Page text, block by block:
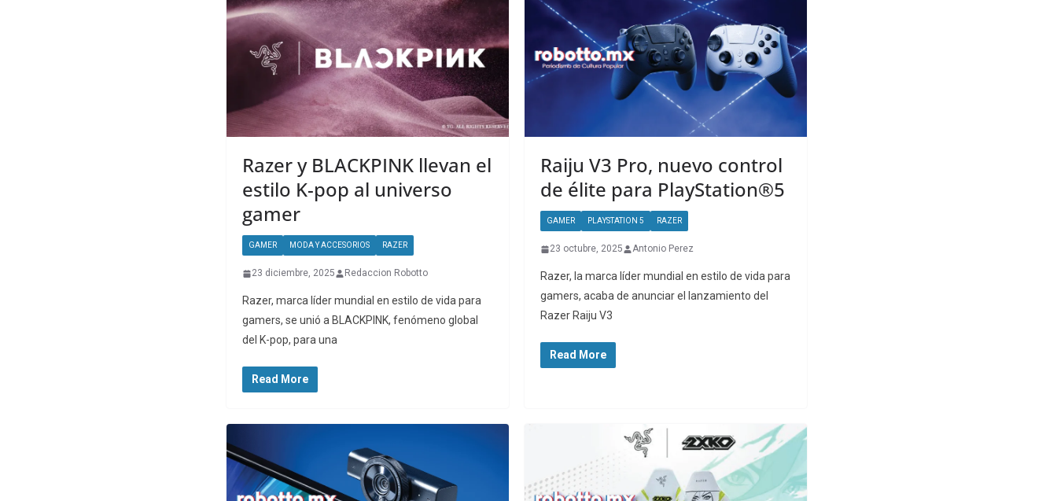
Razer y BLACKPINK llevan el
estilo K-pop al universo
gamer
GAMER MODA Y ACCESORIOS RAZER
23 diciembre, 2025 Redaccion Robotto
Razer, marca líder mundial en estilo de vida para
gamers, se unió a BLACKPINK, fenómeno global
del K-pop, para una
Read More
Raiju V3 Pro, nuevo control
de élite para PlayStation®5
GAMER PLAYSTATION 5 RAZER
23 octubre, 2025 Antonio Perez
Razer, la marca líder mundial en estilo de vida para
gamers, acaba de anunciar el lanzamiento del
Razer Raiju V3
Read More